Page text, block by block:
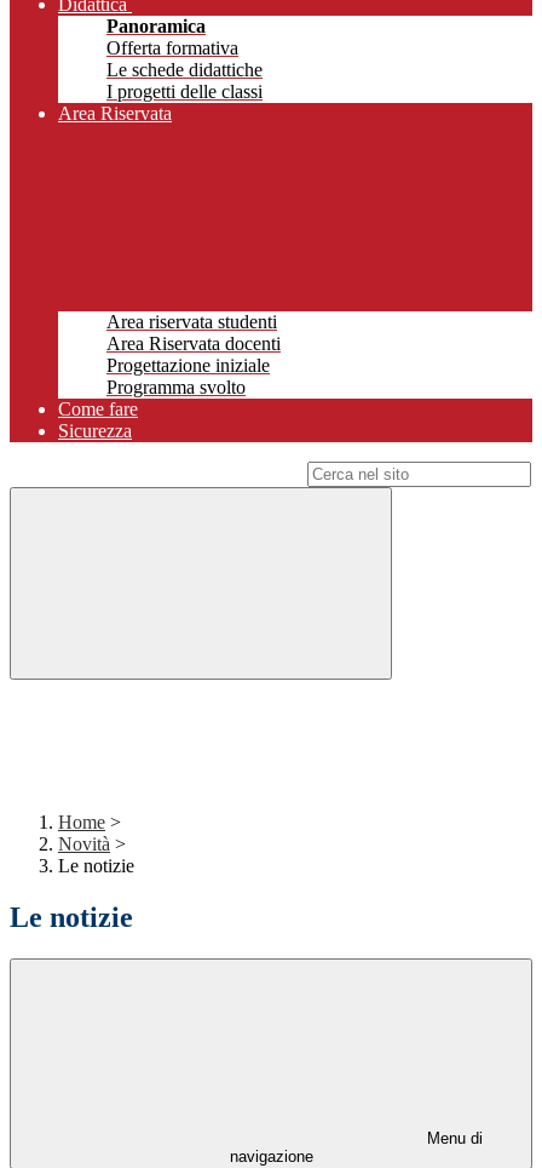
Didattica
Panoramica
Offerta formativa
Le schede didattiche
I progetti delle classi
Area Riservata
Area riservata studenti
Area Riservata docenti
Progettazione iniziale
Programma svolto
Come fare
Sicurezza
Home >
Novità >
Le notizie
Le notizie
Menu di
navigazione